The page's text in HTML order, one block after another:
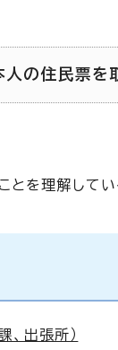
人の住民票
を理解してい
、出張所）